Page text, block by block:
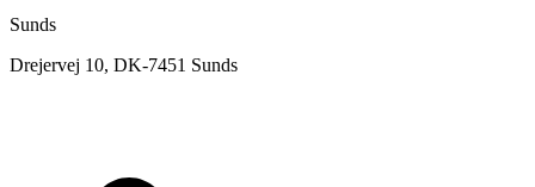
Sunds
Drejervej 10, DK-7451 Sunds